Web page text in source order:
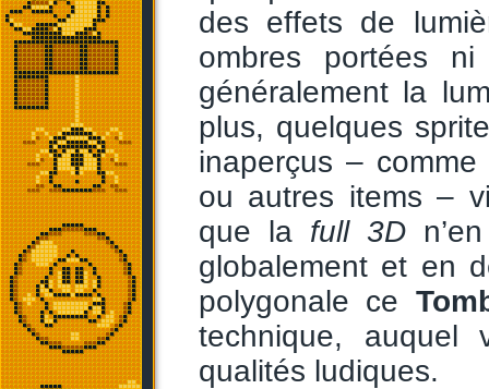
des effets de
ombres portées
généralement la
plus, quelques
inaperçus –
ou autres items –
que la full 3D
globalement et en
polygonale ce
technique, auquel
qualités ludiques.